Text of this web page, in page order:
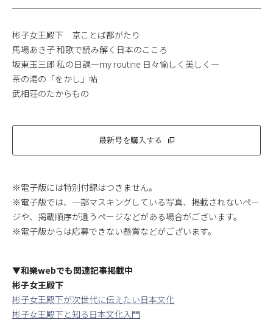
彬子女王殿下 京ことば都がたり
馬場あき子 和歌で読み解く日本のこころ
坂東玉三郎 私の日課―my routine 日々愉しく美しく―
茶の湯の「をかし」帖
武相荘のたからもの
最新号を購入する
※電子版には特別付録はつきません。
※電子版では、一部マスキングしている写真、掲載されないペー
ジや、掲載順序が違うページなどがある場合がございます。
※電子版からは応募できない懸賞などがございます。
▼和樂webでも関連記事掲載中
彬子女王殿下
彬子女王殿下が次世代に伝えたい日本文化
彬子女王殿下と知る日本文化入門